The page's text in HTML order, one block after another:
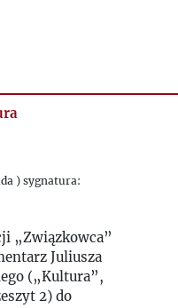
) sygnatura:
„Związkowca”
Juliusza
(„Kultura”,
2) do